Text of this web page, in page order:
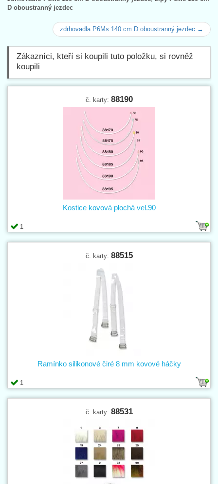
D oboustranný jezdec
zdrhovadla P6Ms 140 cm D oboustranný jezdec →
Zákazníci, kteří si koupili tuto položku, si rovněž
koupili
č. karty: 88190
1
Kostice kovová plochá vel.90
č. karty: 88515
1
Ramínko silikonové čiré 8 mm kovové háčky
č. karty: 88531